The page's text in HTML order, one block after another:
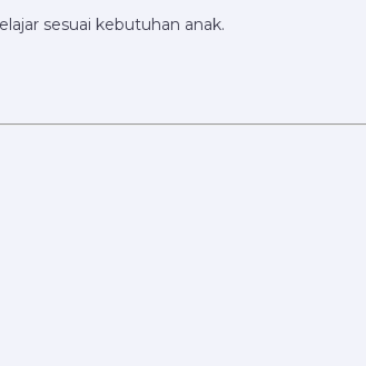
sesuai kebutuhan anak.